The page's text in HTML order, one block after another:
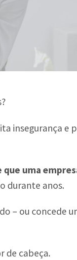
insegurança e
que uma
durante anos.
– ou concede
de cabeça.